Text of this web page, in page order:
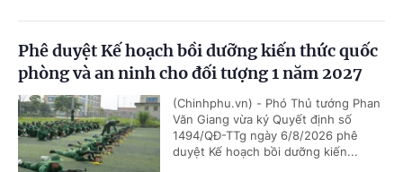
Phê duyệt Kế hoạch bồi dưỡng kiến thức quốc
phòng và an ninh cho đối tượng 1 năm 2027
(Chinhphu.vn) - Phó Thủ tướng Phan
Văn Giang vừa ký Quyết định số
1494/QĐ-TTg ngày 6/8/2026 phê
duyệt Kế hoạch bồi dưỡng kiến...